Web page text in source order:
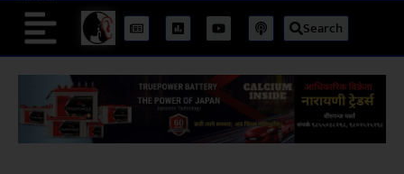
Search